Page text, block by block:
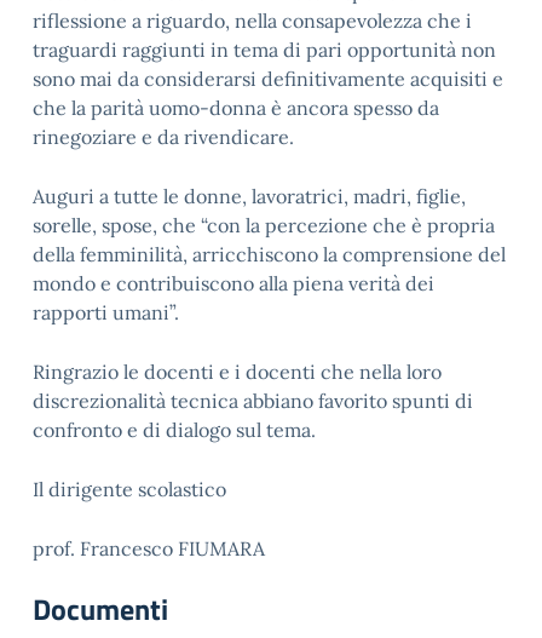
riflessione a riguardo, nella consapevolezza che i
traguardi raggiunti in tema di pari opportunità non
sono mai da considerarsi definitivamente acquisiti e
che la parità uomo-donna è ancora spesso da
rinegoziare e da rivendicare.
Auguri a tutte le donne, lavoratrici, madri, figlie,
sorelle, spose, che “con la percezione che è propria
della femminilità, arricchiscono la comprensione del
mondo e contribuiscono alla piena verità dei
rapporti umani”.
Ringrazio le docenti e i docenti che nella loro
discrezionalità tecnica abbiano favorito spunti di
confronto e di dialogo sul tema.
Il dirigente scolastico
prof. Francesco FIUMARA
Documenti